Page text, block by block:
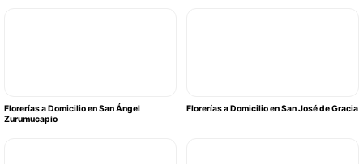
Florerías a Domicilio en San Ángel
Zurumucapio
Florerías a Domicilio en San José de Gracia